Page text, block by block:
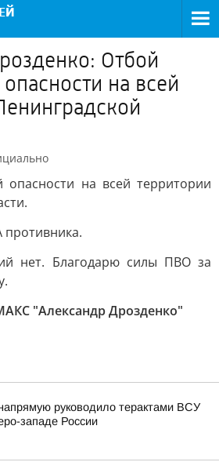
Отбой
на всей
опасности на всей территории
нет. Благодарю силы ПВО за
"Александр Дрозденко"
руководило терактами ВСУ
западе России